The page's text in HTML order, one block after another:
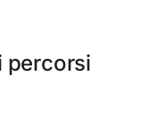
percorsi